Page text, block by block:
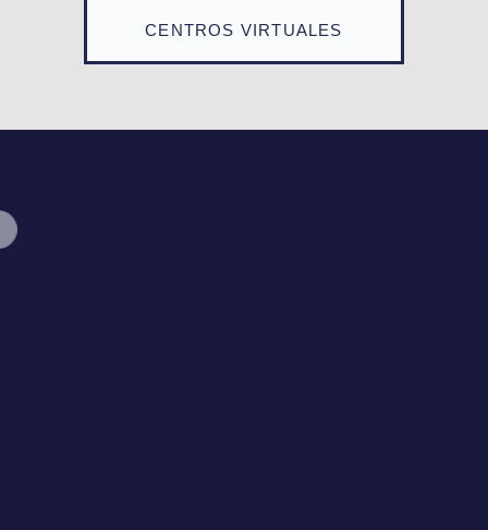
CENTROS VIRTUALES